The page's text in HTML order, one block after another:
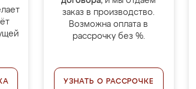
заказ в производство.
Возможна оплата в
рассрочку без %.
УЗНАТЬ О РАССРОЧКЕ